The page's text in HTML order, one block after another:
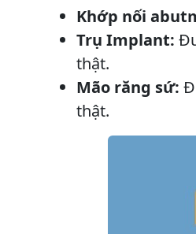
Khớp nối
Trụ Implant:
thật.
Mão răng sứ:
thật.